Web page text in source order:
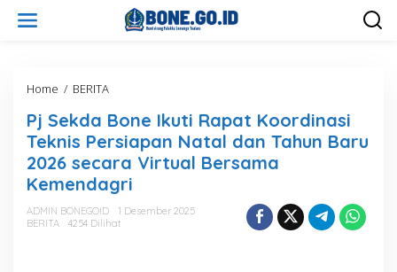
Home / BERITA
S
e
k
d
a
n
Pj Sekda Bone Ikuti Rapat Koordinasi
Teknis Persiapan Natal dan Tahun Baru
2026 secara Virtual Bersama
Kemendagri
ADMIN BONEGOID
1 Desember 2025
BERITA
4254 Dilihat